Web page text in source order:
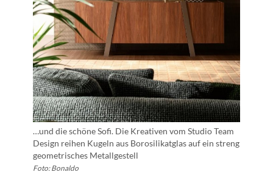
…und die schöne Sofi. Die Kreativen vom Studio Team
Design reihen Kugeln aus Borosilikatglas auf ein streng
geometrisches Metallgestell
Foto: Bonaldo